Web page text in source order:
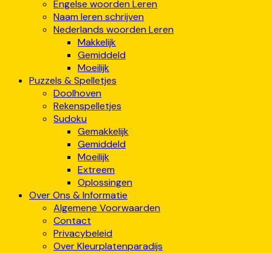
Engelse woorden Leren
Naam leren schrijven
Nederlands woorden Leren
Makkelijk
Gemiddeld
Moeilijk
Puzzels & Spelletjes
Doolhoven
Rekenspelletjes
Sudoku
Gemakkelijk
Gemiddeld
Moeilijk
Extreem
Oplossingen
Over Ons & Informatie
Algemene Voorwaarden
Contact
Privacybeleid
Over Kleurplatenparadijs